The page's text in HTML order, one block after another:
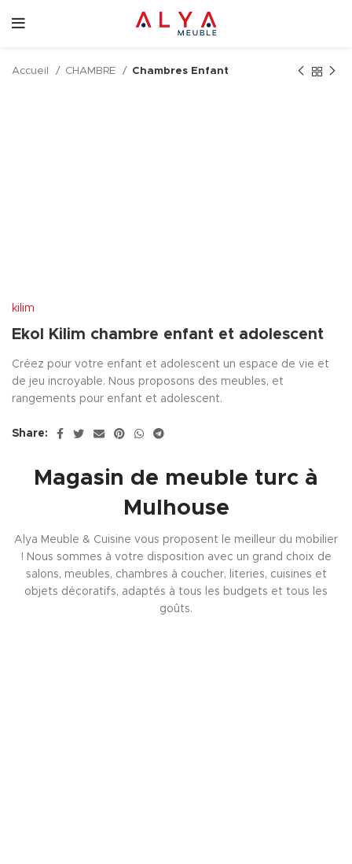
Accueil CHAMBRE Chambres Enfant
kilim
Ekol Kilim chambre enfant et adolescent
Créez pour votre enfant et adolescent un espace de vie et
de jeu incroyable. Nous proposons des meubles, et
rangements pour enfant et adolescent.
Share:
Magasin de meuble turc à
Mulhouse
Alya Meuble & Cuisine vous proposent le meilleur du mobilier
! Nous sommes à votre disposition avec un grand choix de
salons, meubles, chambres à coucher, literies, cuisines et
objets décoratifs, adaptés à tous les budgets et tous les
goûts.